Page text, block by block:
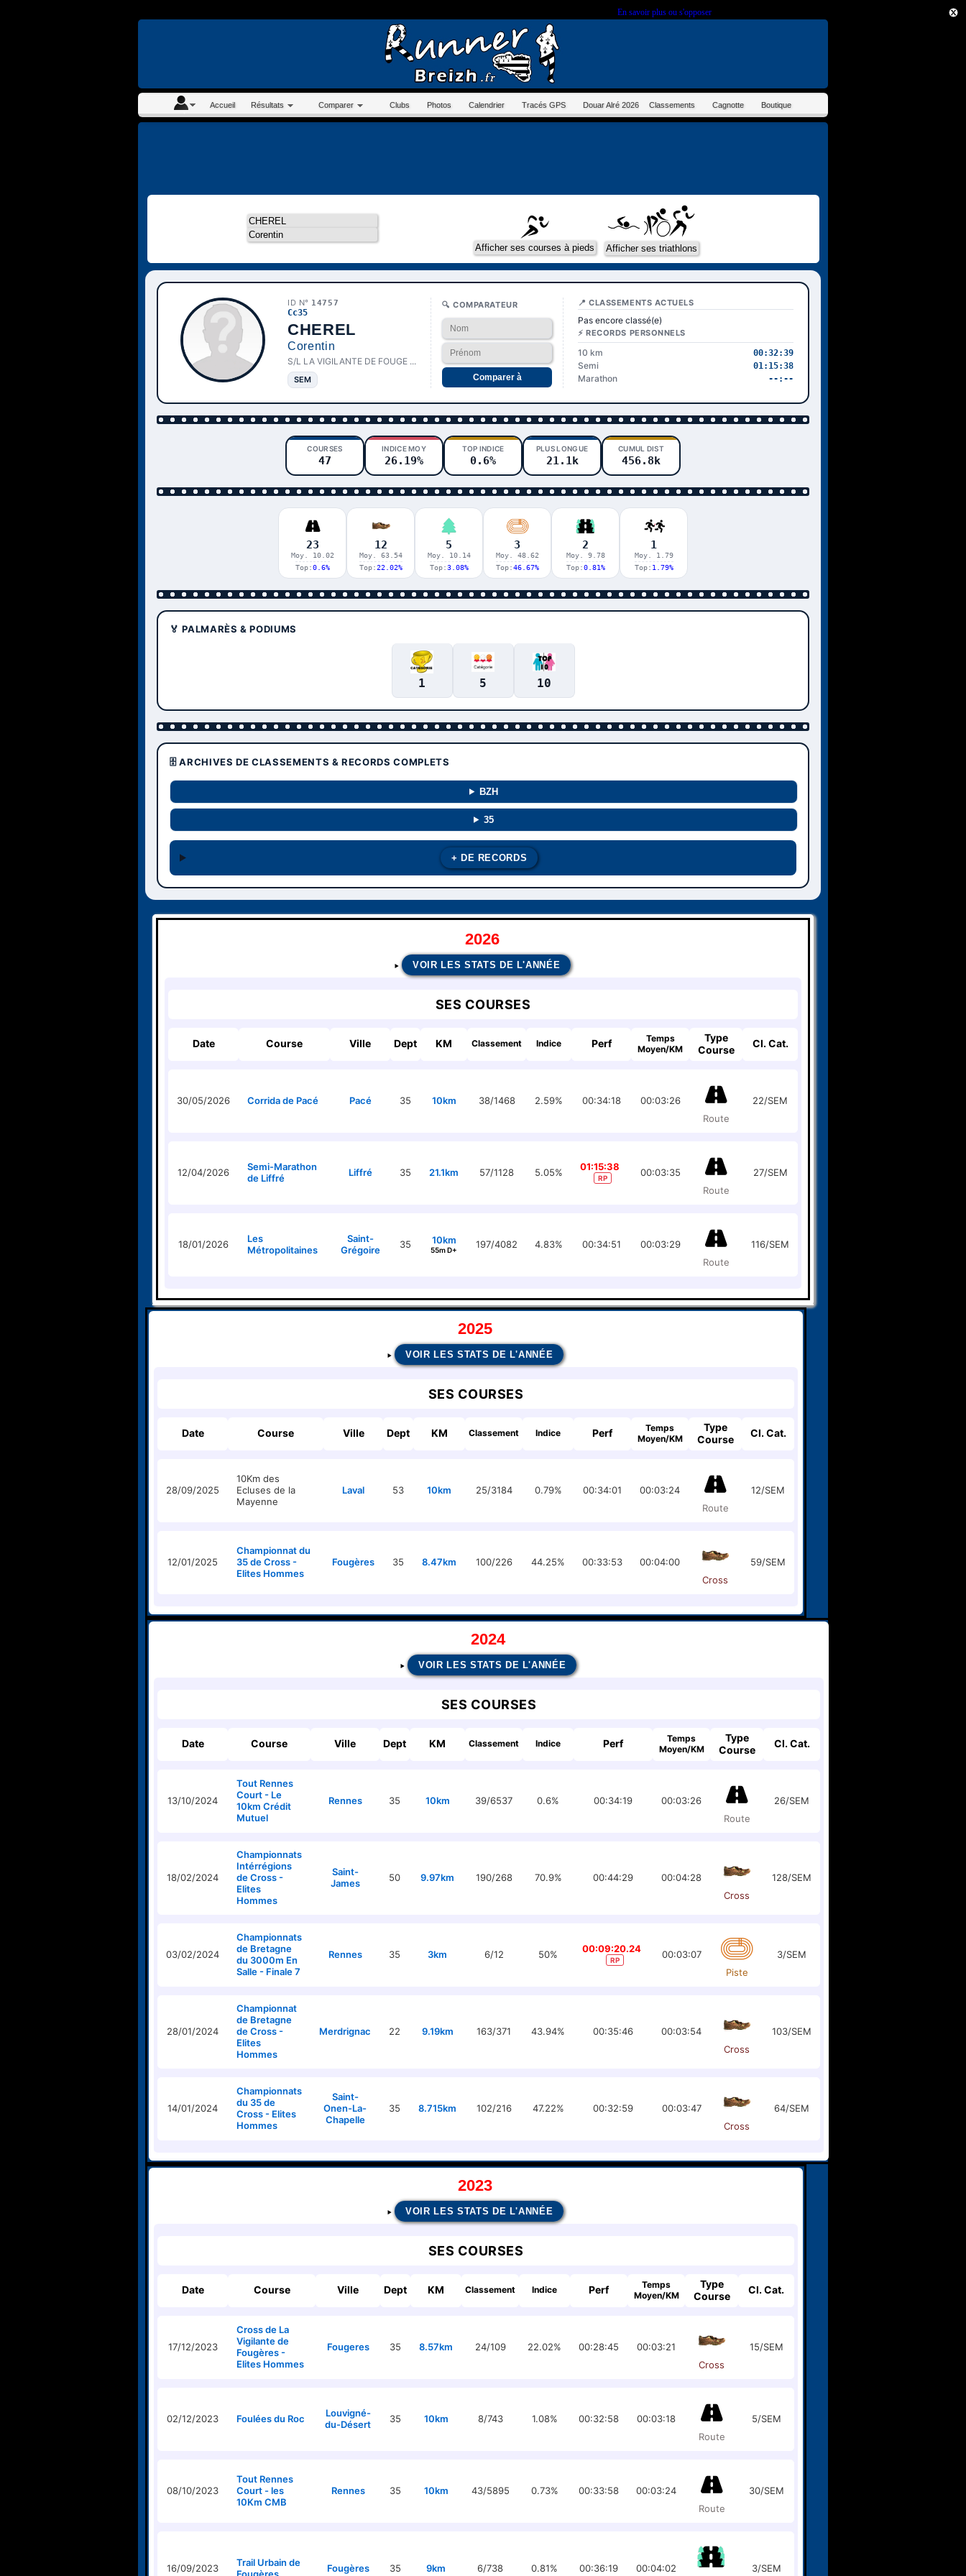
En savoir plus ou s'opposer.
Accueil Résultats Comparer Clubs Photos Calendrier Tracés GPS Douar Alré 2026 Classements Cagnotte Boutique
ID N° 14757
Cc35
CHEREL
Corentin
S/L LA VIGILANTE DE FOUGE ...
SEM
🔍 COMPARATEUR
Comparer à
📍 CLASSEMENTS ACTUELS
Pas encore classé(e)
⚡ RECORDS PERSONNELS
10 km 00:32:39
Semi 01:15:38
Marathon --:--
COURSES
47
INDICE MOY
26.19%
TOP INDICE
0.6%
PLUS LONGUE
21.1k
CUMUL DIST
456.8k
23
Moy. 10.02
Top:0.6%
12
Moy. 63.54
Top:22.02%
5
Moy. 10.14
Top:3.08%
3
Moy. 48.62
Top:46.67%
2
Moy. 9.78
Top:0.81%
1
Moy. 1.79
Top: 1.79%
🏅 PALMARÈS & PODIUMS
1 5 10
🗄️ ARCHIVES DE CLASSEMENTS & RECORDS COMPLETS
BZH
35
+ DE RECORDS
2026
VOIR LES STATS DE L'ANNÉE
SES COURSES
Date Course Ville Dept KM Classement Indice Perf
Temps
Moyen/KM
Type
Course
Cl. Cat.
30/05/2026 Corrida de Pacé Pacé 35 10km 38/1468 2.59% 00:34:18
00:03:26
Route
22/SEM
12/04/2026
Semi-Marathon
de Liffré
Liffré 35 21.1km 57/1128 5.05% 01:15:38
RP
00:03:35
Route
27/SEM
18/01/2026
Les
Métropolitaines
Saint-
Grégoire
35 10km
55m D+ 197/4082 4.83% 00:34:51
00:03:29
Route
116/SEM
2025
VOIR LES STATS DE L'ANNÉE
SES COURSES
Date Course Ville Dept KM Classement Indice Perf
Temps
Moyen/KM
Type
Course
Cl. Cat.
28/09/2025
10Km des
Ecluses de la
Mayenne
Laval 53 10km 25/3184 0.79% 00:34:01
00:03:24
Route
12/SEM
12/01/2025
Championnat du
35 de Cross -
Elites Hommes
Fougères 35 8.47km 100/226 44.25% 00:33:53
00:04:00
Cross
59/SEM
2024
VOIR LES STATS DE L'ANNÉE
SES COURSES
Date Course Ville Dept KM Classement Indice Perf
Temps
Moyen/KM
Type
Course
Cl. Cat.
13/10/2024
Tout Rennes
Court - Le
10km Crédit
Mutuel
Rennes 35 10km 39/6537 0.6% 00:34:19
00:03:26
Route
26/SEM
18/02/2024
Championnats
Intérrégions
de Cross -
Elites
Hommes
Saint-
James
50 9.97km 190/268 70.9% 00:44:29
00:04:28
Cross
128/SEM
03/02/2024
Championnats
de Bretagne
du 3000m En
Salle - Finale 7
Rennes 35 3km 6/12 50% 00:09:20.24
RP
00:03:07
Piste
3/SEM
28/01/2024
Championnat
de Bretagne
de Cross -
Elites
Hommes
Merdrignac 22 9.19km 163/371 43.94% 00:35:46
00:03:54
Cross
103/SEM
14/01/2024
Championnats
du 35 de
Cross - Elites
Hommes
Saint-
Onen-La-
Chapelle
35 8.715km 102/216 47.22% 00:32:59
00:03:47
Cross
64/SEM
2023
VOIR LES STATS DE L'ANNÉE
SES COURSES
Date Course Ville Dept KM Classement Indice Perf
Temps
Moyen/KM
Type
Course
Cl. Cat.
17/12/2023
Cross de La
Vigilante de
Fougères -
Elites Hommes
Fougeres 35 8.57km 24/109 22.02% 00:28:45
00:03:21
Cross
15/SEM
02/12/2023 Foulées du Roc
Louvigné-
du-Désert
35 10km 8/743 1.08% 00:32:58
00:03:18
Route
5/SEM
08/10/2023
Tout Rennes
Court - les
10Km CMB
Rennes 35 10km 43/5895 0.73% 00:33:58
00:03:24
Route
30/SEM
16/09/2023
Trail Urbain de
Fougères 35 9km 6/738 0.81% 00:36:19
00:04:02
3/SEM